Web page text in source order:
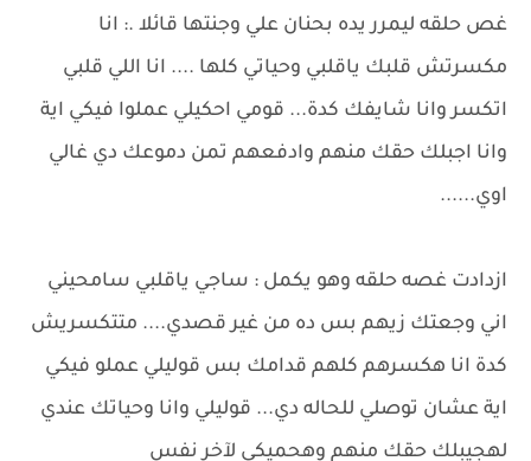
غص حلقه ليمرر يده بحنان علي وجنتها قائلا .: انا
مكسرتش قلبك ياقلبي وحياتي كلها .... انا اللي قلبي
اتكسر وانا شايفك كدة... قومي احكيلي عملوا فيكي اية
وانا اجبلك حقك منهم وادفعهم تمن دموعك دي غالي
اوي......
ازدادت غصه حلقه وهو يكمل : ساجي ياقلبي سامحيني
اني وجعتك زيهم بس ده من غير قصدي.... متتكسريش
كدة انا هكسرهم كلهم قدامك بس قوليلي عملو فيكي
اية عشان توصلي للحاله دي... قوليلي وانا وحياتك عندي
لهجيبلك حقك منهم وهحميكي لآخر نفس